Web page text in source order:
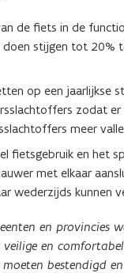
de fiets in de
doen stijgen tot 20%
op een jaarlijkse
zodat er
meer
fietsgebruik en het
met elkaar
wederzijds kunnen
en provincies
veilige en
bestendigd